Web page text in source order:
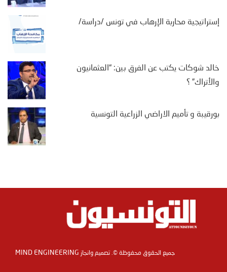
إستراتيجية محاربة الإرهاب في تونس /دراسة/
خالد شوكات يكتب عن الفرق بين: “العثمانيون
والأتراك” ؟
بورقيبة و تأميم الاراضي الزراعية التونسية
جميع الحقوق محفوظة ©. تصميم وانجاز MIND ENGINEERING